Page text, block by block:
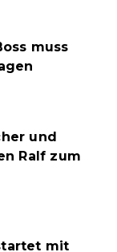
muss
und
Ralf zum
mit